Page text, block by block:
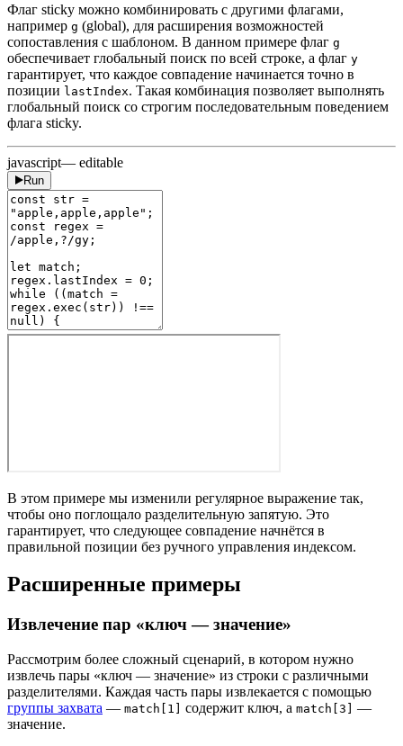
Флаг sticky можно комбинировать с другими флагами,
например g (global), для расширения возможностей
сопоставления с шаблоном. В данном примере флаг g
обеспечивает глобальный поиск по всей строке, а флаг y
гарантирует, что каждое совпадение начинается точно в
позиции lastIndex. Такая комбинация позволяет выполнять
глобальный поиск со строгим последовательным поведением
флага sticky.
javascript— editable
Run
В этом примере мы изменили регулярное выражение так,
чтобы оно поглощало разделительную запятую. Это
гарантирует, что следующее совпадение начнётся в
правильной позиции без ручного управления индексом.
Расширенные примеры
Извлечение пар «ключ — значение»
Рассмотрим более сложный сценарий, в котором нужно
извлечь пары «ключ — значение» из строки с различными
разделителями. Каждая часть пары извлекается с помощью
группы захвата — match[1] содержит ключ, а match[3]
—
значение.